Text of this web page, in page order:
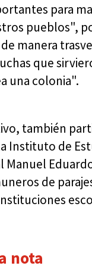
para
pueblos",
manera
que
una colonia".
también
Instituto de
Manuel
de
nota